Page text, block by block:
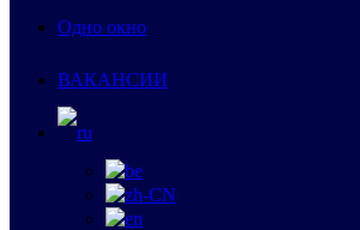
Одно окно
ВАКАНСИИ